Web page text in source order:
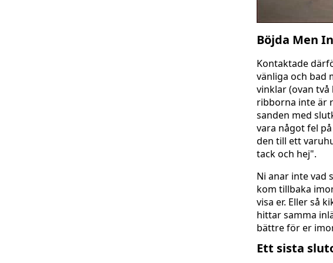
Böjda Men
Kontaktade
vänliga och bad
vinklar (ovan
ribborna inte är
sanden med
vara något fel
den till ett
tack och hej".
Ni anar inte vad
kom tillbaka
visa er. Eller så
hittar samma
bättre för er
Ett sista